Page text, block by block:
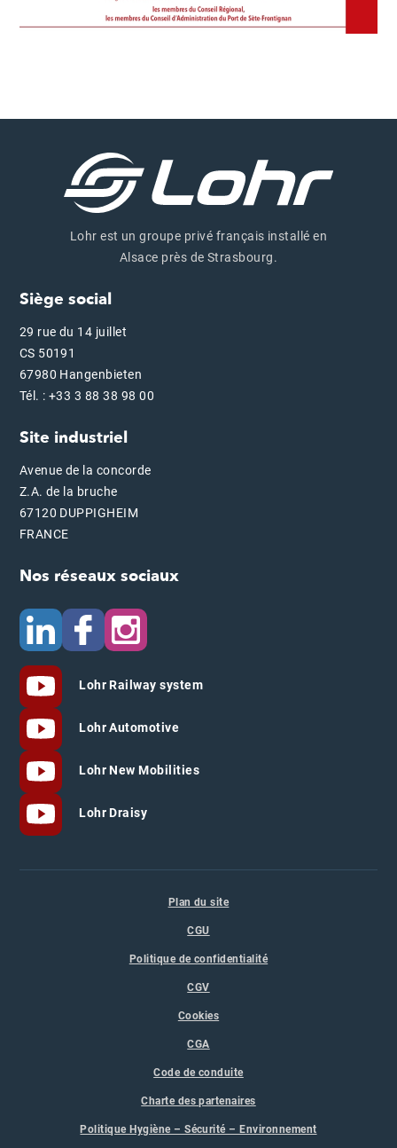
Lohr est un groupe privé français installé en
Alsace près de Strasbourg.
Siège social
29 rue du 14 juillet
CS 50191
67980 Hangenbieten
Tél. : +33 3 88 38 98 00
Site industriel
Avenue de la concorde
Z.A. de la bruche
67120 DUPPIGHEIM
FRANCE
Nos réseaux sociaux
Lohr Railway system
Lohr Automotive
Lohr New Mobilities
Lohr Draisy
Plan du site
CGU
Politique de confidentialité
CGV
Cookies
CGA
Code de conduite
Charte des partenaires
Politique Hygiène – Sécurité – Environnement